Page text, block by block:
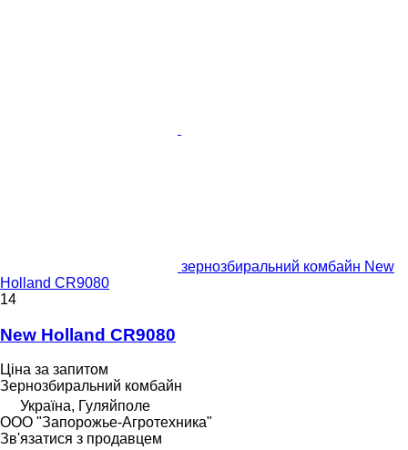
зернозбиральний комбайн New
Holland CR9080
14
New Holland CR9080
Ціна за запитом
Зернозбиральний комбайн
Україна, Гуляйполе
ООО "Запорожье-Агротехника"
Зв'язатися з продавцем